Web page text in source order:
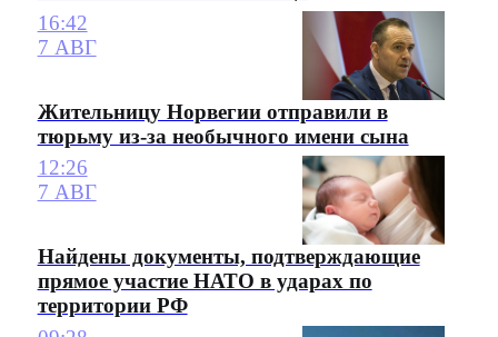
16:42
7 АВГ
Жительницу Норвегии отправили в
тюрьму из-за необычного имени сына
12:26
7 АВГ
Найдены документы, подтверждающие
прямое участие НАТО в ударах по
территории РФ